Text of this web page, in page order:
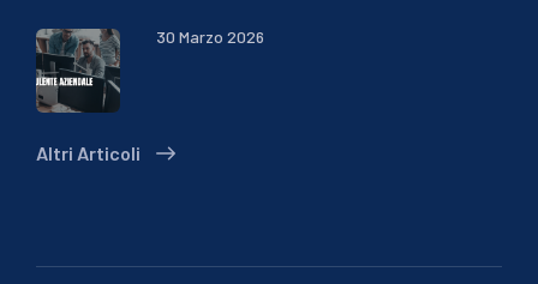
30 Marzo 2026
Altri Articoli